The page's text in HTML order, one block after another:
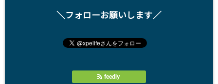
＼フォローお願いします／
feedly